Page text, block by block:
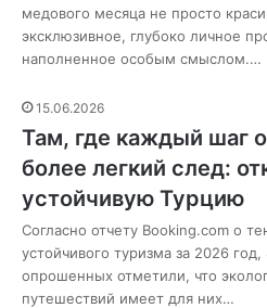
медового месяца не просто
эксклюзивное, глубоко личное
наполненное особым смыслом.…
15.06.2026
Там, где каждый шаг
более легкий след:
устойчивую Турцию
Согласно отчету Booking.com о
устойчивого туризма за 2026 год,
опрошенных отметили, что
путешествий имеет для них…